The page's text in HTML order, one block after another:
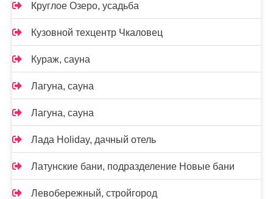
Круглое Озеро, усадьба
Кузовной техцентр Чкаловец
Кураж, сауна
Лагуна, сауна
Лагуна, сауна
Лада Holidаy, дачный отель
Латунские бани, подразделение Новые бани
Левобережный, стройгород